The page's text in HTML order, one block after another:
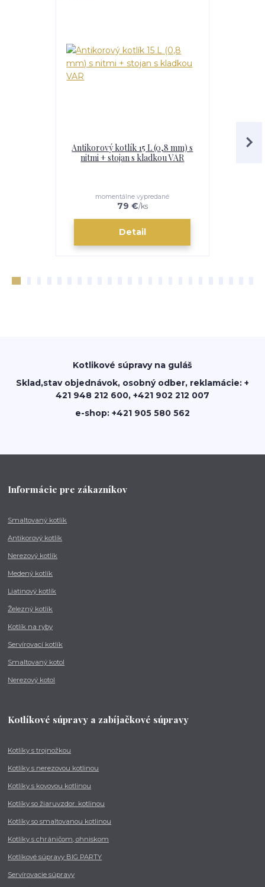
Antikorový kotlík 15 L (0,8 mm) s
nitmi + stojan s kladkou VAR
79 €/ks
momentálne vypredané
Detail
Kotlikové súpravy na guláš
Sklad,stav objednávok, osobný odber, reklamácie: +
421 948 212 600, +421 902 212 007
e-shop: +421 905 580 562
Informácie pre zákazníkov
Smaltovaný kotlík
Antikorový kotlík
Nerezový kotlík
Medený kotlík
Liatinový kotlík
Železný kotlík
Kotlík na ryby
Servírovací kotlík
Smaltovaný kotol
Nerezový kotol
Kotlíkové súpravy a zabíjačkové súpravy
Kotlíky s trojnožkou
Kotlíky s nerezovou kotlinou
Kotlíky s kovovou kotlinou
Kotlíky so žiaruvzdor. kotlinou
Kotlíky so smaltovanou kotlinou
Kotlíky s chráničom, ohniskom
Kotlíkové súpravy BIG PARTY
Servírovacie súpravy